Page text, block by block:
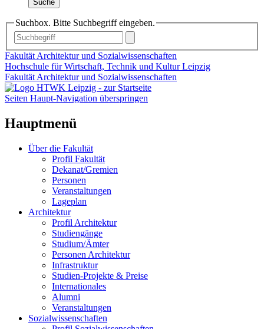
Suche
Suchbox. Bitte Suchbegriff eingeben.
Fakultät Architektur und Sozialwissenschaften
Hochschule für Wirtschaft, Technik und Kultur Leipzig
Fakultät Architektur und Sozialwissenschaften
Seiten Haupt-Navigation überspringen
Hauptmenü
Über die Fakultät
Profil Fakultät
Dekanat/Gremien
Personen
Veranstaltungen
Lageplan
Architektur
Profil Architektur
Studiengänge
Studium/Ämter
Personen Architektur
Infrastruktur
Studien-Projekte & Preise
Internationales
Alumni
Veranstaltungen
Sozialwissenschaften